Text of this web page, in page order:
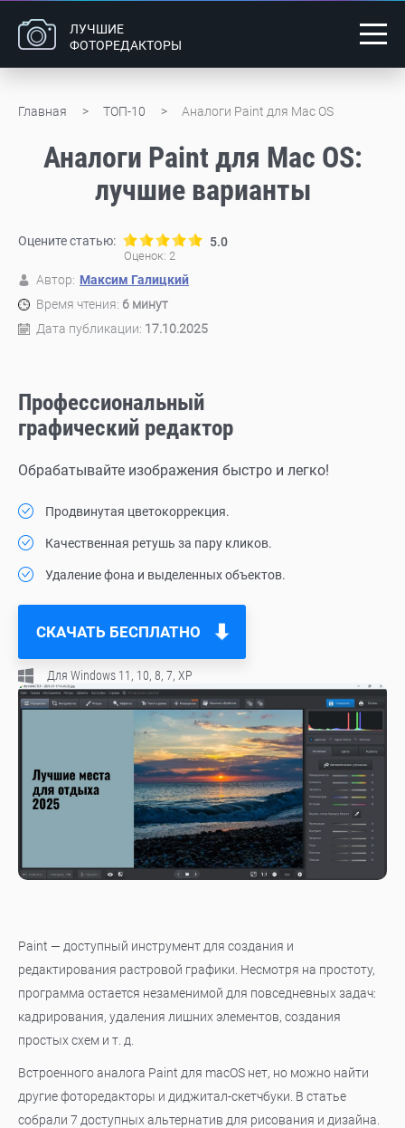
ЛУЧШИЕ
ФОТОРЕДАКТОРЫ
Главная ТОП-10 Аналоги Paint для Mac OS
Аналоги Paint для Mac OS:
лучшие варианты
Оцените статью: 5.0
Оценок: 2
Автор: Максим Галицкий
Время чтения: 6 минут
Дата публикации: 17.10.2025
Профессиональный
графический редактор
Обрабатывайте изображения быстро и легко!
Продвинутая цветокоррекция.
Качественная ретушь за пару кликов.
Удаление фона и выделенных объектов.
СКАЧАТЬ БЕСПЛАТНО
Для Windows 11, 10, 8, 7, ХР
Paint — доступный инструмент для создания и
редактирования растровой графики. Несмотря на простоту,
программа остается незаменимой для повседневных задач:
кадрирования, удаления лишних элементов, создания
простых схем и т. д.
Встроенного аналога Paint для macOS нет, но можно найти
другие фоторедакторы и диджитал-скетчбуки. В статье
собрали 7 доступных альтернатив для рисования и дизайна.